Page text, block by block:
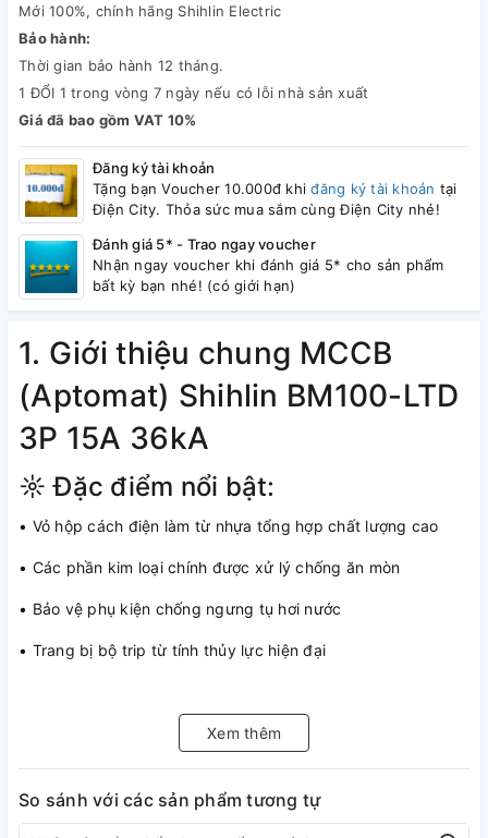
Mới 100%, chính hãng Shihlin Electric
Bảo hành:
Thời gian bảo hành 12 tháng.
1 ĐỔI 1 trong vòng 7 ngày nếu có lỗi nhà sản xuất
Giá đã bao gồm VAT 10%
Đăng ký tài khoản
Tặng bạn Voucher 10.000đ khiđăng ký tài khoản tại
Điện City. Thỏa sức mua sắm cùng Điện City nhé!
Đánh giá 5* - Trao ngay voucher
Nhận ngay voucher khi đánh giá 5* cho sản phẩm
bất kỳ bạn nhé! (có giới hạn)
1. Giới thiệu chung MCCB
(Aptomat) Shihlin BM100-LTD
3P 15A 36kA
☼ Đặc điểm nổi bật:
• Vỏ hộp cách điện làm từ nhựa tổng hợp chất lượng cao
• Các phần kim loại chính được xử lý chống ăn mòn
• Bảo vệ phụ kiện chống ngưng tụ hơi nước
• Trang bị bộ trip từ tính thủy lực hiện đại
• Bảo vệ hiệu quả chống quá tải và ngắn mạch trong hệ
• Lắp đặt dễ dàng, kết nối nhanh chóng qua kẹp thiết bị đầu
cuối
Xem thêm
So sánh với các sản phẩm tương tự